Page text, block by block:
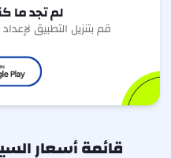
لم تجد ما
قم بتنزيل التطبيق